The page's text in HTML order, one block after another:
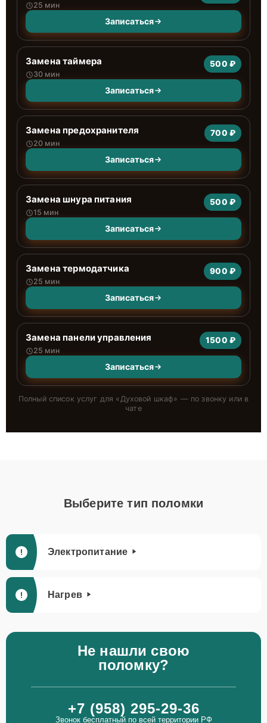
25 мин
Записаться
Замена таймера
30 мин
500 ₽
Записаться
Замена предохранителя
20 мин
700 ₽
Записаться
Замена шнура питания
15 мин
500 ₽
Записаться
Замена термодатчика
25 мин
900 ₽
Записаться
Замена панели управления
25 мин
1500 ₽
Записаться
Полный список услуг для «Духовой шкаф» — по звонку или в
чате
Выберите тип поломки
Электропитание
Нагрев
Не нашли свою
поломку?
+7 (958) 295-29-36
Звонок бесплатный по всей территории РФ